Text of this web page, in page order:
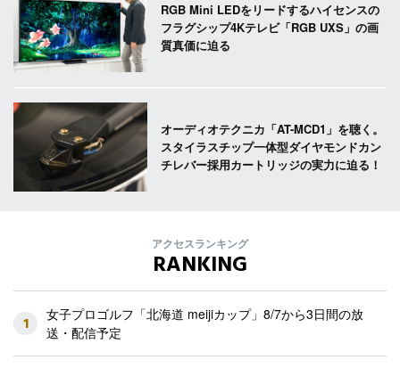
RGB Mini LEDをリードするハイセンスの
フラグシップ4Kテレビ「RGB UXS」の画
質真価に迫る
オーディオテクニカ「AT-MCD1」を聴く。
スタイラスチップ一体型ダイヤモンドカン
チレバー採用カートリッジの実力に迫る！
アクセスランキング
RANKING
1
女子プロゴルフ「北海道 meijiカップ」8/7から3日間の放
送・配信予定